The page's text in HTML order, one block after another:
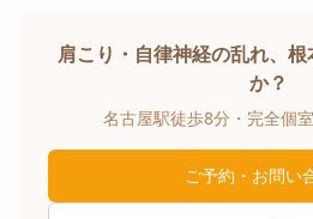
肩こり・自律神経の乱れ、
か？
名古屋駅徒歩8分・完全個
ご予約・お問い